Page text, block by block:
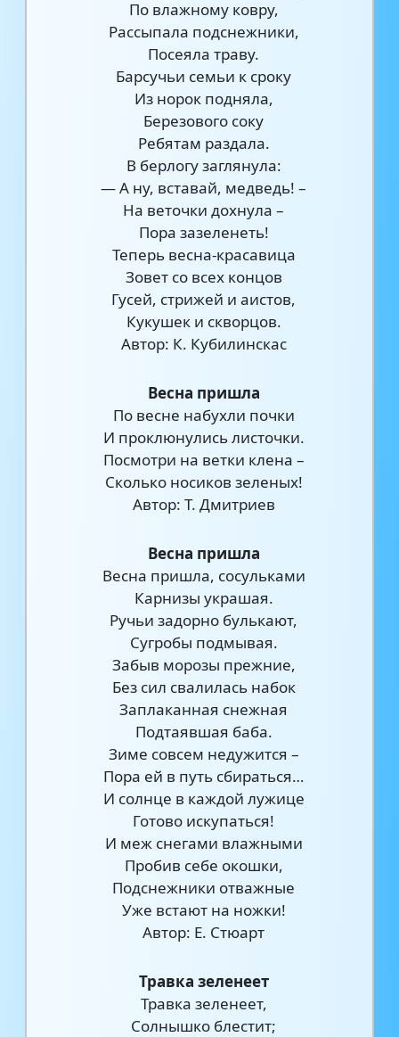
По влажному ковру,
Рассыпала подснежники,
Посеяла траву.
Барсучьи семьи к сроку
Из норок подняла,
Березового соку
Ребятам раздала.
В берлогу заглянула:
— А ну, вставай, медведь! –
На веточки дохнула –
Пора зазеленеть!
Теперь весна-красавица
Зовет со всех концов
Гусей, стрижей и аистов,
Кукушек и скворцов.
Автор: К. Кубилинскас
Весна пришла
По весне набухли почки
И проклюнулись листочки.
Посмотри на ветки клена –
Сколько носиков зеленых!
Автор: Т. Дмитриев
Весна пришла
Весна пришла, сосульками
Карнизы украшая.
Ручьи задорно булькают,
Сугробы подмывая.
Забыв морозы прежние,
Без сил свалилась набок
Заплаканная снежная
Подтаявшая баба.
Зиме совсем недужится –
Пора ей в путь сбираться…
И солнце в каждой лужице
Готово искупаться!
И меж снегами влажными
Пробив себе окошки,
Подснежники отважные
Уже встают на ножки!
Автор: Е. Стюарт
Травка зеленеет
Травка зеленеет,
Солнышко блестит;